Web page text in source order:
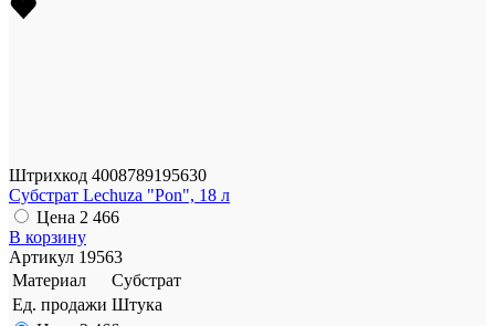
Штрихкод 4008789195630
Субстрат Lechuza "Pon", 18 л
Цена 2 466
В корзину
Артикул 19563
Материал
Субстрат
Ед. продажи Штука